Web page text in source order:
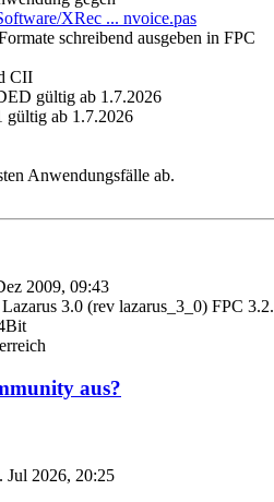
XRec ... nvoice.pas
schreibend ausgeben in FPC
CII
gültig ab 1.7.2026
ab 1.7.2026
Anwendungsfälle ab.
2009, 09:43
Lazarus 3.0 (rev lazarus_3_0) FPC
aus?
Jul 2026, 20:25